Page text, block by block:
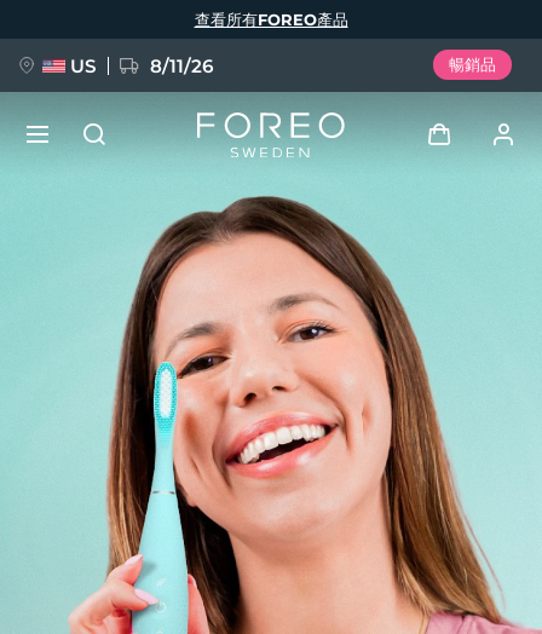
查看所有FOREO產品
US 8/11/26 暢銷品
我的訂單
我的地址
我的訂閱
FAQ™ Pure Beauty-Tech Elixir
BREAKING NEWS
issa™ Teeth Whitening Set
Deutsch
Español
Français
Italiano
Português
Svenska
Русский
简体中文 繁體中文
發貨國家
美國 預計送達日期11/08/2026